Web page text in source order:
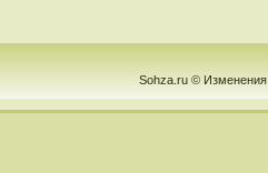
Sohza.ru © Изменения